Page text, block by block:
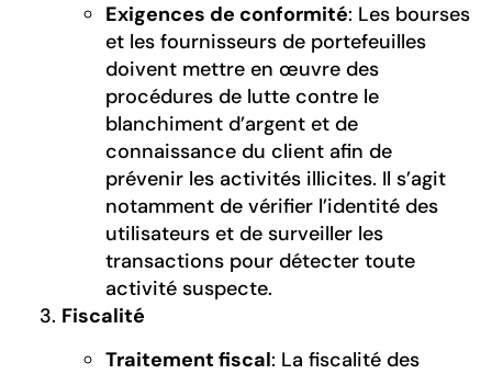
Exigences de conformité: Les bourses
et les fournisseurs de portefeuilles
doivent mettre en œuvre des
procédures de lutte contre le
blanchiment d’argent et de
connaissance du client afin de
prévenir les activités illicites. Il s’agit
notamment de vérifier l’identité des
utilisateurs et de surveiller les
transactions pour détecter toute
activité suspecte.
Fiscalité
Traitement fiscal: La fiscalité des